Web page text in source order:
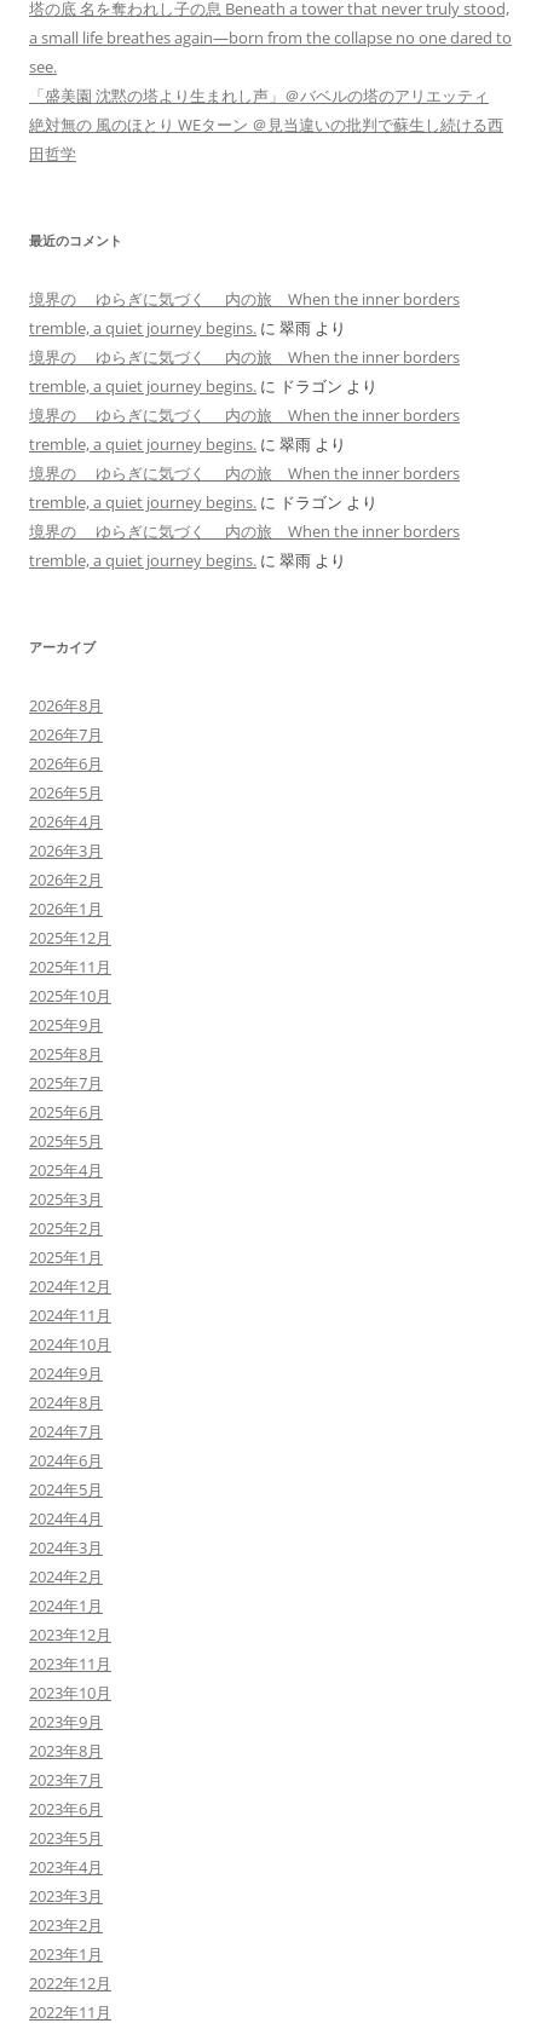
塔の底 名を奪われし子の息 Beneath a tower that never truly stood,
a small life breathes again—born from the collapse no one dared to
see.
「盛美園 沈黙の塔より生まれし声」＠バベルの塔のアリエッティ
絶対無の 風のほとり WEターン ＠見当違いの批判で蘇生し続ける西
田哲学
最近のコメント
境界の ゆらぎに気づく 内の旅 When the inner borders
tremble, a quiet journey begins. に 翠雨 より
境界の ゆらぎに気づく 内の旅 When the inner borders
tremble, a quiet journey begins. に ドラゴン より
境界の ゆらぎに気づく 内の旅 When the inner borders
tremble, a quiet journey begins. に 翠雨 より
境界の ゆらぎに気づく 内の旅 When the inner borders
tremble, a quiet journey begins. に ドラゴン より
境界の ゆらぎに気づく 内の旅 When the inner borders
tremble, a quiet journey begins. に 翠雨 より
アーカイブ
2026年8月
2026年7月
2026年6月
2026年5月
2026年4月
2026年3月
2026年2月
2026年1月
2025年12月
2025年11月
2025年10月
2025年9月
2025年8月
2025年7月
2025年6月
2025年5月
2025年4月
2025年3月
2025年2月
2025年1月
2024年12月
2024年11月
2024年10月
2024年9月
2024年8月
2024年7月
2024年6月
2024年5月
2024年4月
2024年3月
2024年2月
2024年1月
2023年12月
2023年11月
2023年10月
2023年9月
2023年8月
2023年7月
2023年6月
2023年5月
2023年4月
2023年3月
2023年2月
2023年1月
2022年12月
2022年11月